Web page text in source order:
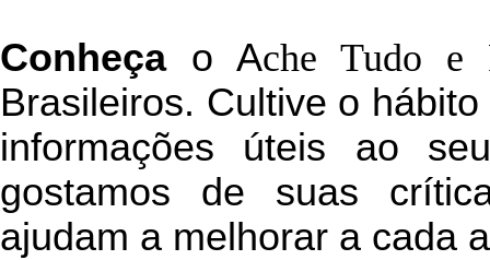
Conheçao Ache Tudo e
Brasileiros. Cultive o
informações úteis ao
gostamos de suas
ajudam a melhorar a cada